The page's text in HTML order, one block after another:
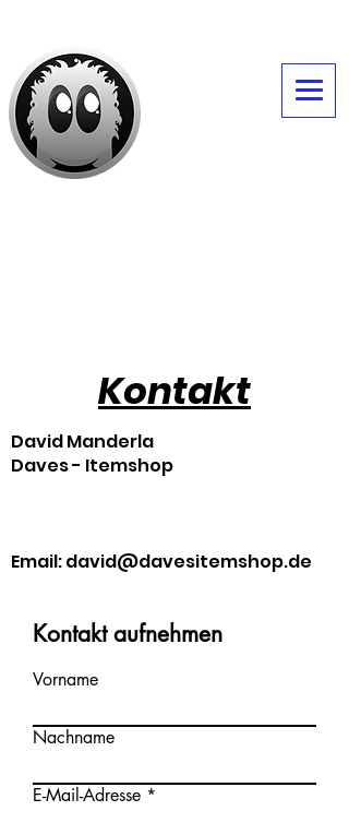
Kontakt
David Manderla
Daves - Itemshop
Email:david@davesitemshop.de
Kontakt aufnehmen
Vorname
Nachname
E-Mail-Adresse